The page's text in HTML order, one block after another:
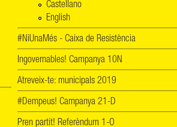
Castellano
English
#NiUnaMés - Caixa de Resistència
Ingovernables! Campanya 10N
Atreveix-te: municipals 2019
#Dempeus! Campanya 21-D
Pren partit! Referèndum 1-O